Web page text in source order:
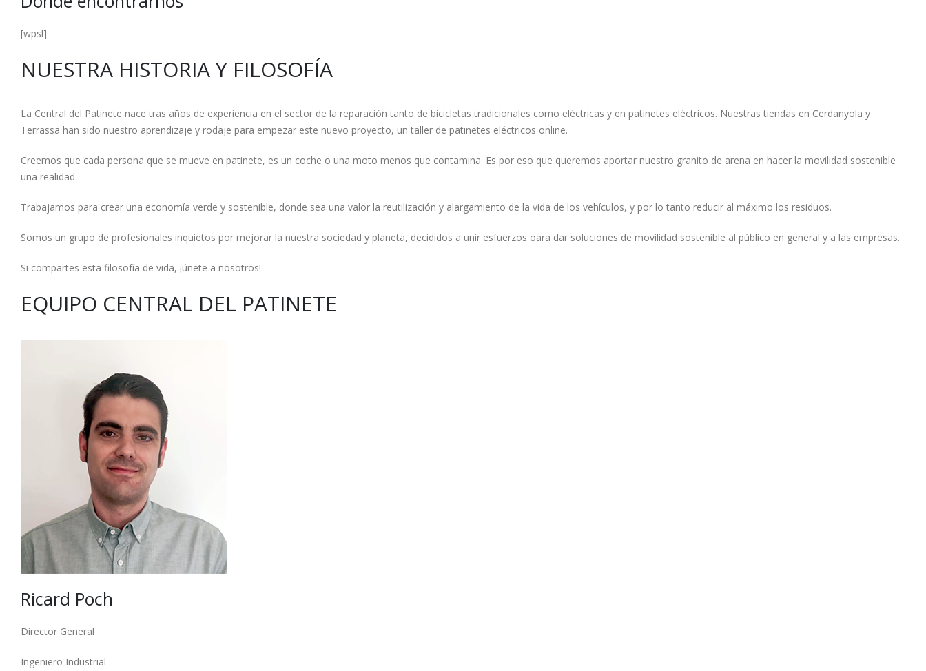
[wpsl]
NUESTRA HISTORIA Y FILOSOFÍA
La Central del Patinete nace tras años de experiencia en el sector de la reparación tanto de bicicletas tradicionales como eléctricas y en patinetes eléctricos. Nuestras tiendas en Cerdanyola y
Terrassa han sido nuestro aprendizaje y rodaje para empezar este nuevo proyecto, un taller de patinetes eléctricos online.
Creemos que cada persona que se mueve en patinete, es un coche o una moto menos que contamina. Es por eso que queremos aportar nuestro granito de arena en hacer la movilidad sostenible
una realidad.
Trabajamos para crear una economía verde y sostenible, donde sea una valor la reutilización y alargamiento de la vida de los vehículos, y por lo tanto reducir al máximo los residuos.
Somos un grupo de profesionales inquietos por mejorar la nuestra sociedad y planeta, decididos a unir esfuerzos oara dar soluciones de movilidad sostenible al público en general y a las empresas.
Si compartes esta filosofía de vida, ¡únete a nosotros!
EQUIPO CENTRAL DEL PATINETE
Ricard Poch
Director General
Ingeniero Industrial